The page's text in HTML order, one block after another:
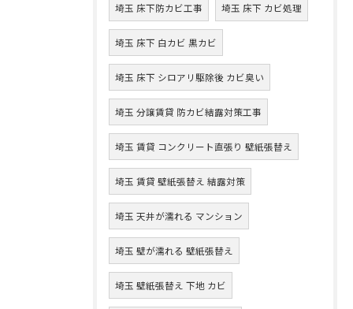
埼玉 床下防カビ工事 埼玉 床下 カビ処理
埼玉 床下 白カビ 黒カビ
埼玉 床下 シロアリ駆除後 カビ臭い
埼玉 分譲賃貸 防カビ結露対策工事
埼玉 賃貸 コンクリート直張り 壁紙張替え
埼玉 賃貸 壁紙張替え 結露対策
埼玉 天井が濡れる マンション
埼玉 壁が濡れる 壁紙張替え
埼玉 壁紙張替え 下地 カビ